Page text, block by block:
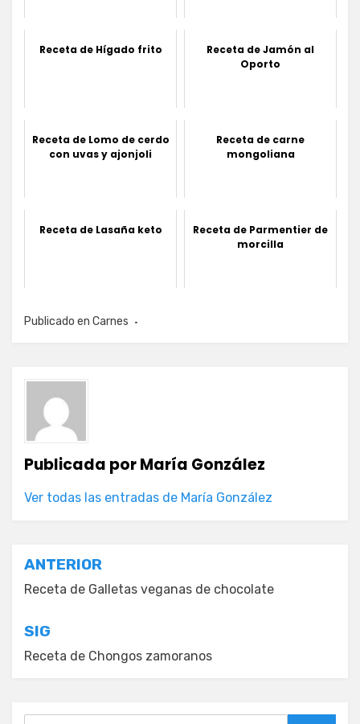
Receta de Hígado frito
Receta de Jamón al
Oporto
Receta de Lomo de cerdo
con uvas y ajonjoli
Receta de carne
mongoliana
Receta de Lasaña keto
Receta de Parmentier de
morcilla
Publicado en Carnes
Publicada porMaría González
Ver todas las entradas de María González
Navegación
de
entradas
ANTERIOR
Receta de Galletas veganas de chocolate
SIG
Receta de Chongos zamoranos